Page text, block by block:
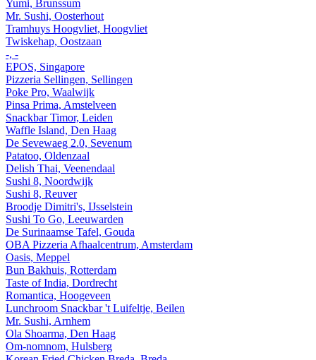
Yumi, Brunssum
Mr. Sushi, Oosterhout
Tramhuys Hoogvliet, Hoogvliet
Twiskehap, Oostzaan
-, -
EPOS, Singapore
Pizzeria Sellingen, Sellingen
Poke Pro, Waalwijk
Pinsa Prima, Amstelveen
Snackbar Timor, Leiden
Waffle Island, Den Haag
De Sevewaeg 2.0, Sevenum
Patatoo, Oldenzaal
Delish Thai, Veenendaal
Sushi 8, Noordwijk
Sushi 8, Reuver
Broodje Dimitri's, IJsselstein
Sushi To Go, Leeuwarden
De Surinaamse Tafel, Gouda
OBA Pizzeria Afhaalcentrum, Amsterdam
Oasis, Meppel
Bun Bakhuis, Rotterdam
Taste of India, Dordrecht
Romantica, Hoogeveen
Lunchroom Snackbar 't Luifeltje, Beilen
Mr. Sushi, Arnhem
Ola Shoarma, Den Haag
Om-nomnom, Hulsberg